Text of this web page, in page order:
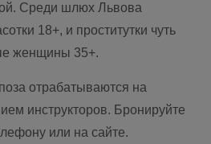
Среди шлюх Львова
18+, и проститутки чуть
женщины 35+.
отрабатываются на
инструкторов. Бронируйте
или на сайте.